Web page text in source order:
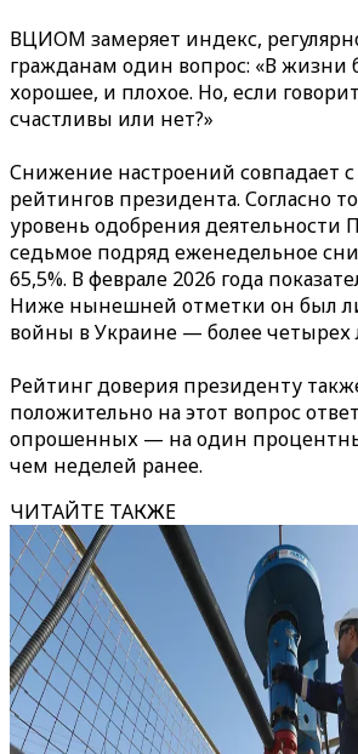
ВЦИОМ замеряет индекс,
гражданам один вопрос: «В жизни
хорошее, и плохое. Но, если
счастливы или нет?»
Снижение настроений совпадает
рейтингов президента. Согласно
уровень одобрения деятельности
седьмое подряд еженедельное
65,5%. В феврале 2026 года
Ниже нынешней отметки он был
войны в Украине — более четырех
Рейтинг доверия президенту
положительно на этот вопрос
опрошенных — на один
чем неделей ранее.
ЧИТАЙТЕ ТАКЖЕ